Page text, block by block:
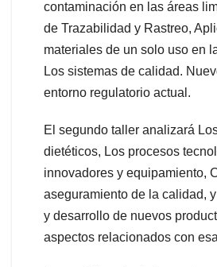
contaminación en las áreas
de Trazabilidad y Rastreo,
materiales de un solo uso en
Los sistemas de calidad.
entorno regulatorio actual.
El segundo taller analizará
dietéticos, Los procesos
innovadores y equipamiento,
aseguramiento de la calidad,
y desarrollo de nuevos
aspectos relacionados con